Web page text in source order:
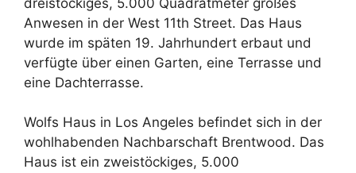
Anwesen in der West 11th Street. Das Haus
wurde im späten 19. Jahrhundert erbaut und
verfügte über einen Garten, eine Terrasse und
eine Dachterrasse.
Wolfs Haus in Los Angeles befindet sich in der
wohlhabenden Nachbarschaft Brentwood. Das
Haus ist ein zweistöckiges, 5.000